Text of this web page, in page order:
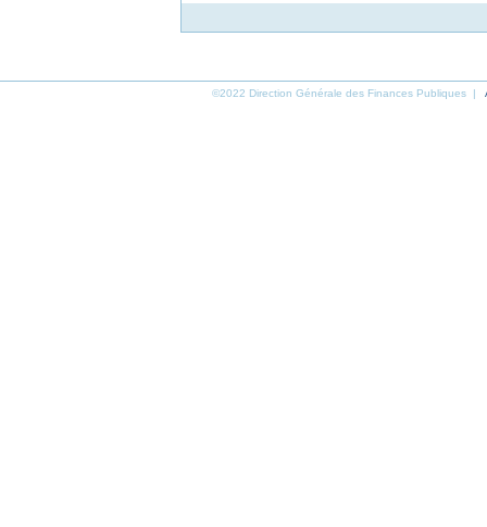
©2022 Direction Générale des Finances Publiques |